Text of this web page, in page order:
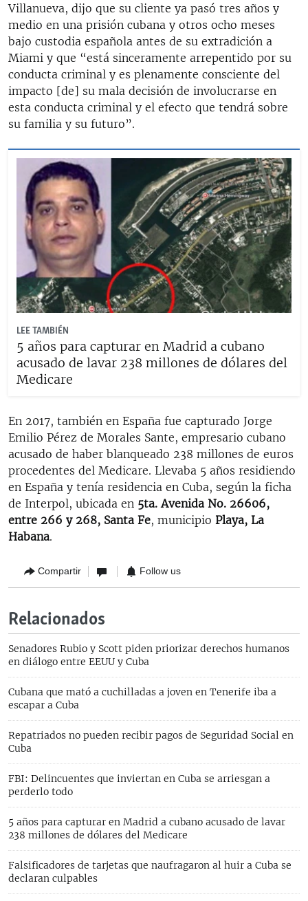
Villanueva, dijo que su cliente ya pasó tres años y
medio en una prisión cubana y otros ocho meses
bajo custodia española antes de su extradición a
Miami y que “está sinceramente arrepentido por su
conducta criminal y es plenamente consciente del
impacto [de] su mala decisión de involucrarse en
esta conducta criminal y el efecto que tendrá sobre
su familia y su futuro”.
LEE TAMBIÉN
5 años para capturar en Madrid a cubano
acusado de lavar 238 millones de dólares del
Medicare
En 2017, también en España fue capturado Jorge
Emilio Pérez de Morales Sante, empresario cubano
acusado de haber blanqueado 238 millones de euros
procedentes del Medicare. Llevaba 5 años residiendo
en España y tenía residencia en Cuba, según la ficha
de Interpol, ubicada en 5ta. Avenida No. 26606,
entre 266 y 268, Santa Fe, municipio Playa, La
Habana.
Compartir Follow us
Relacionados
Senadores Rubio y Scott piden priorizar derechos humanos
en diálogo entre EEUU y Cuba
Cubana que mató a cuchilladas a joven en Tenerife iba a
escapar a Cuba
Repatriados no pueden recibir pagos de Seguridad Social en
Cuba
FBI: Delincuentes que inviertan en Cuba se arriesgan a
perderlo todo
5 años para capturar en Madrid a cubano acusado de lavar
238 millones de dólares del Medicare
Falsificadores de tarjetas que naufragaron al huir a Cuba se
declaran culpables